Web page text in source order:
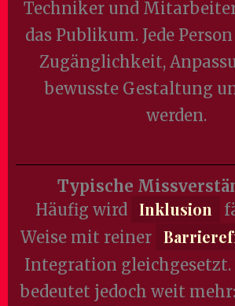
Techniker und
das Publikum. Jede
Zugänglichkeit,
bewusste Gestaltung
werden.
Typische
Häufig wird Inklusion
Weise mit reiner
Integration gleichgesetzt.
bedeutet jedoch weit